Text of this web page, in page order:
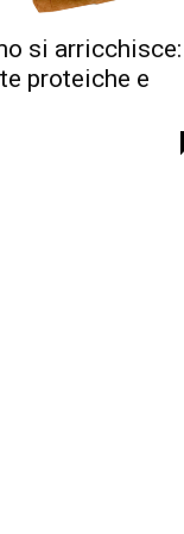
si arricchisce:
proteiche e